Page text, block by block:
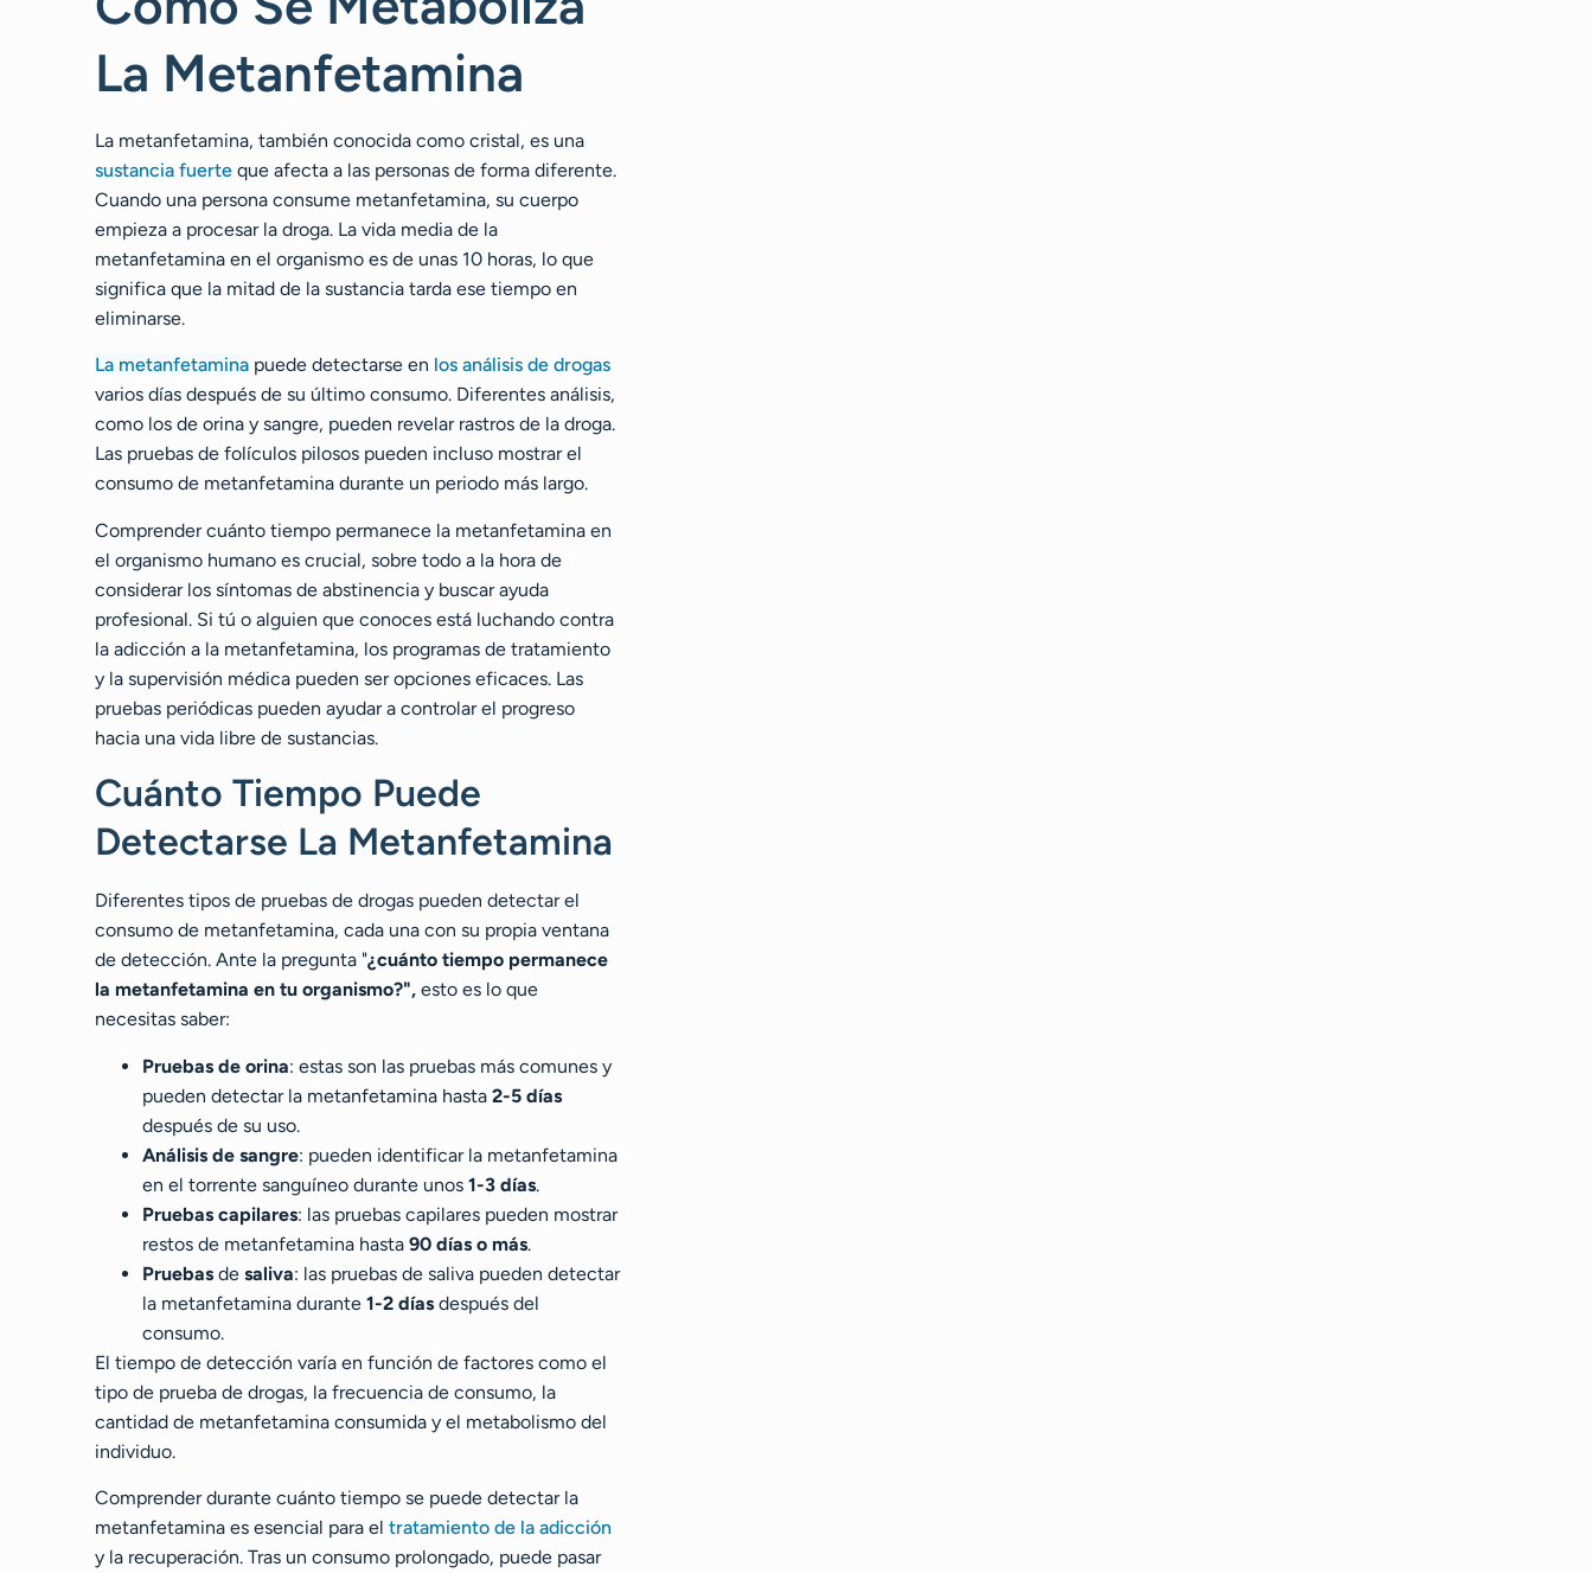
La Metanfetamina
La metanfetamina, también conocida como cristal, es una
sustancia fuerte que afecta a las personas de forma diferente.
Cuando una persona consume metanfetamina, su cuerpo
empieza a procesar la droga. La vida media de la
metanfetamina en el organismo es de unas 10 horas, lo que
significa que la mitad de la sustancia tarda ese tiempo en
eliminarse.
La metanfetamina puede detectarse en los análisis de drogas
varios días después de su último consumo. Diferentes análisis,
como los de orina y sangre, pueden revelar rastros de la droga.
Las pruebas de folículos pilosos pueden incluso mostrar el
consumo de metanfetamina durante un periodo más largo.
Comprender cuánto tiempo permanece la metanfetamina en
el organismo humano es crucial, sobre todo a la hora de
considerar los síntomas de abstinencia y buscar ayuda
profesional. Si tú o alguien que conoces está luchando contra
la adicción a la metanfetamina, los programas de tratamiento
y la supervisión médica pueden ser opciones eficaces. Las
pruebas periódicas pueden ayudar a controlar el progreso
hacia una vida libre de sustancias.
Cuánto Tiempo Puede
Detectarse La Metanfetamina
Diferentes tipos de pruebas de drogas pueden detectar el
consumo de metanfetamina, cada una con su propia ventana
de detección. Ante la pregunta "¿cuánto tiempo permanece
la metanfetamina en tu organismo?", esto es lo que
necesitas saber:
Pruebas de orina: estas son las pruebas más comunes y
pueden detectar la metanfetamina hasta 2-5 días
después de su uso.
Análisis de sangre: pueden identificar la metanfetamina
en el torrente sanguíneo durante unos 1-3 días.
Pruebas capilares: las pruebas capilares pueden mostrar
restos de metanfetamina hasta 90 días o más.
Pruebas de saliva: las pruebas de saliva pueden detectar
la metanfetamina durante 1-2 días después del
consumo.
El tiempo de detección varía en función de factores como el
tipo de prueba de drogas, la frecuencia de consumo, la
cantidad de metanfetamina consumida y el metabolismo del
individuo.
Comprender durante cuánto tiempo se puede detectar la
metanfetamina es esencial para el tratamiento de la adicción
y la recuperación. Tras un consumo prolongado, puede pasar